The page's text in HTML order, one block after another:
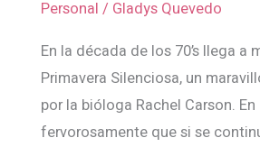
Personal / Gladys Quevedo
En la década de los 70’s llega a
Primavera Silenciosa, un
por la bióloga Rachel Carson.
fervorosamente que si se
la
lencería